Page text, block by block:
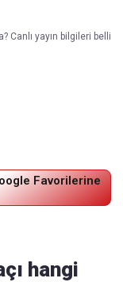
Canlı yayın bilgileri belli
Favorilerine
hangi